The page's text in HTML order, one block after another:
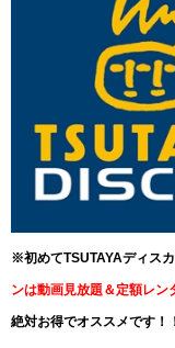
※初めてTSUTAYAディス
ンは動画見放題＆定額レン
絶対お得でオススメです！